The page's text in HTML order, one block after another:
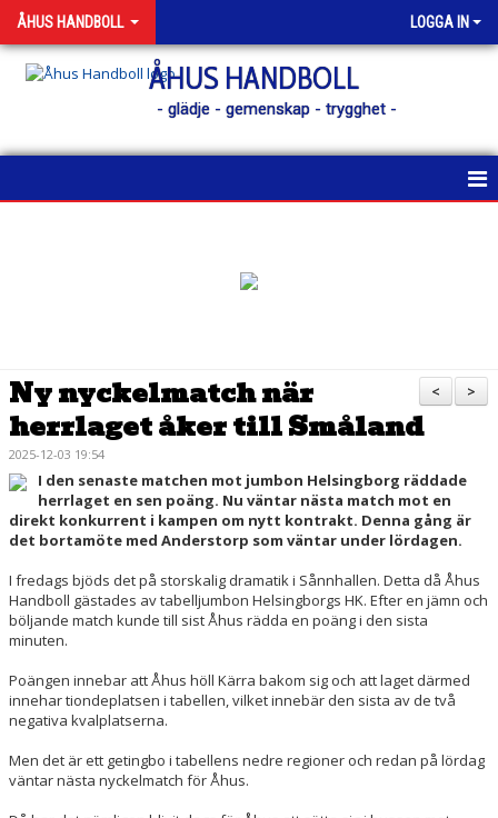
ÅHUS HANDBOLL LOGGA IN
ÅHUS HANDBOLL
- glädje - gemenskap - trygghet -
MATCHER
MEDLEM
SOCIALA MEDIER
BLÅ TRÅDEN
>
<
Ny nyckelmatch när
herrlaget åker till Småland
2025-12-03 19:54
I den senaste matchen mot jumbon Helsingborg räddade
herrlaget en sen poäng. Nu väntar nästa match mot en
direkt konkurrent i kampen om nytt kontrakt. Denna gång är
det bortamöte med Anderstorp som väntar under lördagen.
I fredags bjöds det på storskalig dramatik i Sånnhallen. Detta då Åhus
Handboll gästades av tabelljumbon Helsingborgs HK. Efter en jämn och
böljande match kunde till sist Åhus rädda en poäng i den sista
minuten.
Poängen innebar att Åhus höll Kärra bakom sig och att laget därmed
innehar tiondeplatsen i tabellen, vilket innebär den sista av de två
negativa kvalplatserna.
Men det är ett getingbo i tabellens nedre regioner och redan på lördag
väntar nästa nyckelmatch för Åhus.